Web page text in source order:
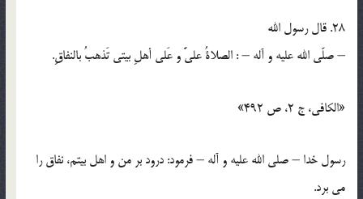
28. قال رسول الله
– صلّي الله عليه و آله – : الصلاةُ عليَّ و عَلي أهلِ بيتي تَذهبُ بالنفاقِ.
«الكافي، ج 2، ص 492»
رسول خدا – صلي الله عليه و آله – فرمود: درود بر من و اهل بيتم، نفاق را
مي برد.